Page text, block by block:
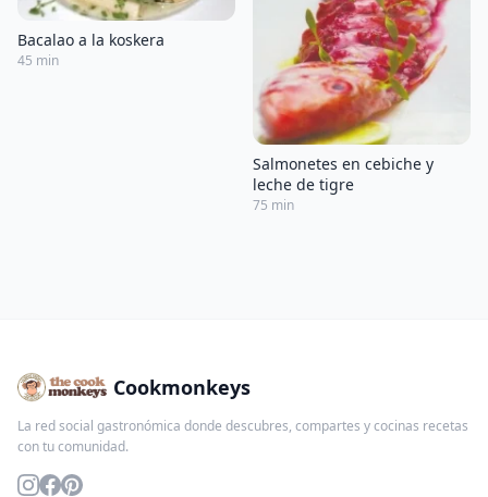
Bacalao a la koskera
45 min
Salmonetes en cebiche y
leche de tigre
75 min
Cookmonkeys
La red social gastronómica donde descubres, compartes y cocinas recetas
con tu comunidad.